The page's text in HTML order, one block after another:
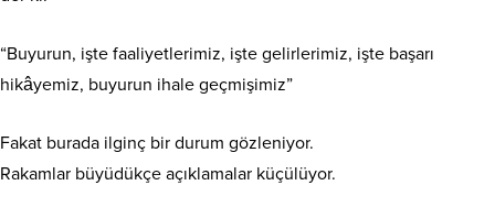
“Buyurun, işte faaliyetlerimiz, işte gelirlerimiz, işte başarı
hikâyemiz, buyurun ihale geçmişimiz”
Fakat burada ilginç bir durum gözleniyor.
Rakamlar büyüdükçe açıklamalar küçülüyor.